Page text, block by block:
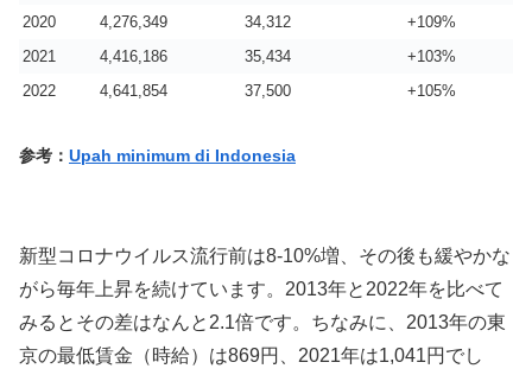
2020
4,276,349 34,312
+109%
2021
4,416,186 35,434
+103%
2022
4,641,854 37,500 +105%
参考： Upah minimum di Indonesia
新型コロナウイルス流行前は8-10%増、その後も緩やかな
がら毎年上昇を続けています。2013年と2022年を比べて
みるとその差はなんと2.1倍です。ちなみに、2013年の東
京の最低賃金（時給）は869円、2021年は1,041円でし